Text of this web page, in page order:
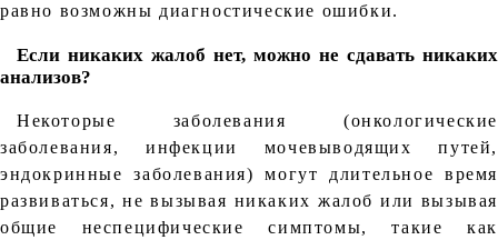
равно возможны диагностические ошибки.
Если никаких жалоб нет, можно не сдавать никаких
анализов?
Некоторые заболевания (онкологические
заболевания, инфекции мочевыводящих путей,
эндокринные заболевания) могут длительное время
развиваться, не вызывая никаких жалоб или вызывая
общие неспецифические симптомы, такие как